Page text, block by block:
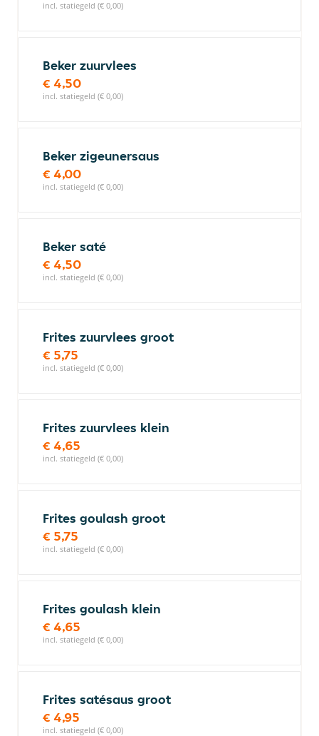
incl. statiegeld (€ 0,00)
Beker zuurvlees
€ 4,50
incl. statiegeld (€ 0,00)
Beker zigeunersaus
€ 4,00
incl. statiegeld (€ 0,00)
Beker saté
€ 4,50
incl. statiegeld (€ 0,00)
Frites zuurvlees groot
€ 5,75
incl. statiegeld (€ 0,00)
Frites zuurvlees klein
€ 4,65
incl. statiegeld (€ 0,00)
Frites goulash groot
€ 5,75
incl. statiegeld (€ 0,00)
Frites goulash klein
€ 4,65
incl. statiegeld (€ 0,00)
Frites satésaus groot
€ 4,95
incl. statiegeld (€ 0,00)